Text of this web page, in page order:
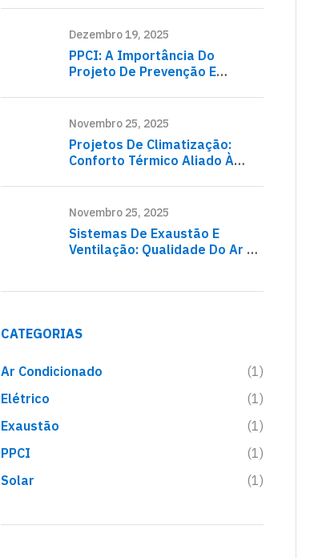
Normativa
Dezembro 19, 2025
PPCI: A Importância Do
Projeto De Prevenção E
Novembro 25, 2025
Projetos De Climatização:
Conforto Térmico Aliado À
Novembro 25, 2025
Sistemas De Exaustão E
Ventilação: Qualidade Do Ar E
CATEGORIAS
Ar Condicionado
(1)
Elétrico
(1)
Exaustão
(1)
PPCI
(1)
Solar
(1)